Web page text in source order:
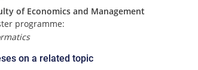
of Economics and Management
programme:
on a related topic